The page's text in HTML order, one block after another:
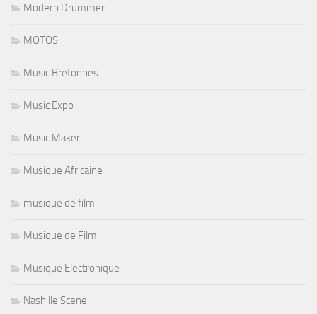
Modern Drummer
MOTOS
Music Bretonnes
Music Expo
Music Maker
Musique Africaine
musique de film
Musique de Film
Musique Electronique
Nashille Scene